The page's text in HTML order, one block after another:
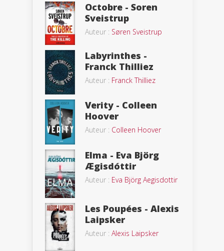
Octobre - Soren
Sveistrup
Auteur : Søren Sveistrup
Labyrinthes -
Franck Thilliez
Auteur : Franck Thilliez
Verity - Colleen
Hoover
Auteur : Colleen Hoover
Elma - Eva Björg
Ægisdóttir
Auteur : Eva Björg Aegisdottir
Les Poupées - Alexis
Laipsker
Auteur : Alexis Laipsker